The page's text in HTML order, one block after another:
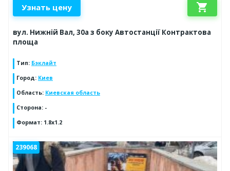
Узнать цену shopping_cart
вул. Нижній Вал, 30а з боку Автостанції Контрактова
площа
Тип: Бэклайт
Город: Киев
Область: Киевская область
Сторона: -
Формат: 1.8x1.2
239068